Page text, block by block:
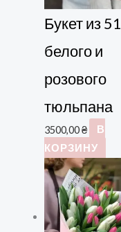
Букет из 51
белого и
розового
тюльпана
3500,00₴
В
КОРЗИНУ